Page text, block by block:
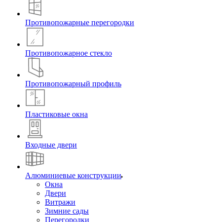
Противопожарные перегородки
Противопожарное стекло
Противопожарный профиль
Пластиковые окна
Входные двери
Алюминиевые конструкции
Окна
Двери
Витражи
Зимние сады
Перегородки